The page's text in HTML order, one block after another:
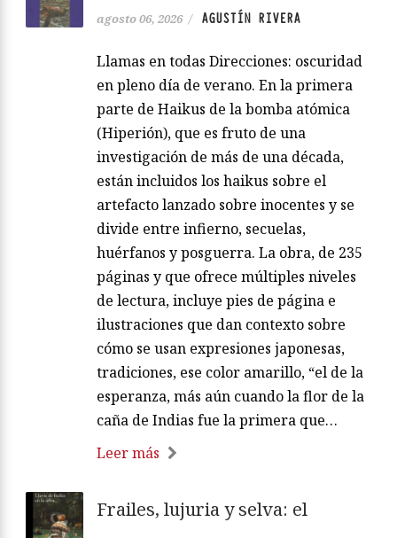
agosto 06, 2026 / AGUSTÍN RIVERA
Llamas en todas Direcciones: oscuridad
en pleno día de verano. En la primera
parte de Haikus de la bomba atómica
(Hiperión), que es fruto de una
investigación de más de una década,
están incluidos los haikus sobre el
artefacto lanzado sobre inocentes y se
divide entre infierno, secuelas,
huérfanos y posguerra. La obra, de 235
páginas y que ofrece múltiples niveles
de lectura, incluye pies de página e
ilustraciones que dan contexto sobre
cómo se usan expresiones japonesas,
tradiciones, ese color amarillo, “el de la
esperanza, más aún cuando la flor de la
caña de Indias fue la primera que…
Leer más
Frailes, lujuria y selva: el